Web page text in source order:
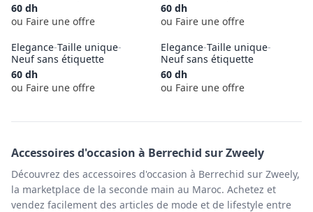
60 dh
ou Faire une offre
60 dh
ou Faire une offre
Elegance-Taille unique-
Neuf sans étiquette
60 dh
ou Faire une offre
Elegance-Taille unique-
Neuf sans étiquette
60 dh
ou Faire une offre
Accessoiresd'occasion à Berrechid sur Zweely
Découvrez des accessoires d'occasion à Berrechid sur Zweely,
la marketplace de la seconde main au Maroc. Achetez et
vendez facilement des articles de mode et de lifestyle entre